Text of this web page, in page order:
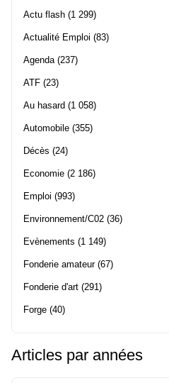
Actu flash (1 299)
Actualité Emploi (83)
Agenda(237)
ATF (23)
Au hasard (1 058)
Automobile (355)
Décès (24)
Economie (2 186)
Emploi (993)
Environnement/C02 (36)
Evènements (1 149)
Fonderie amateur(67)
Fonderie d'art (291)
Forge (40)
Articles par années